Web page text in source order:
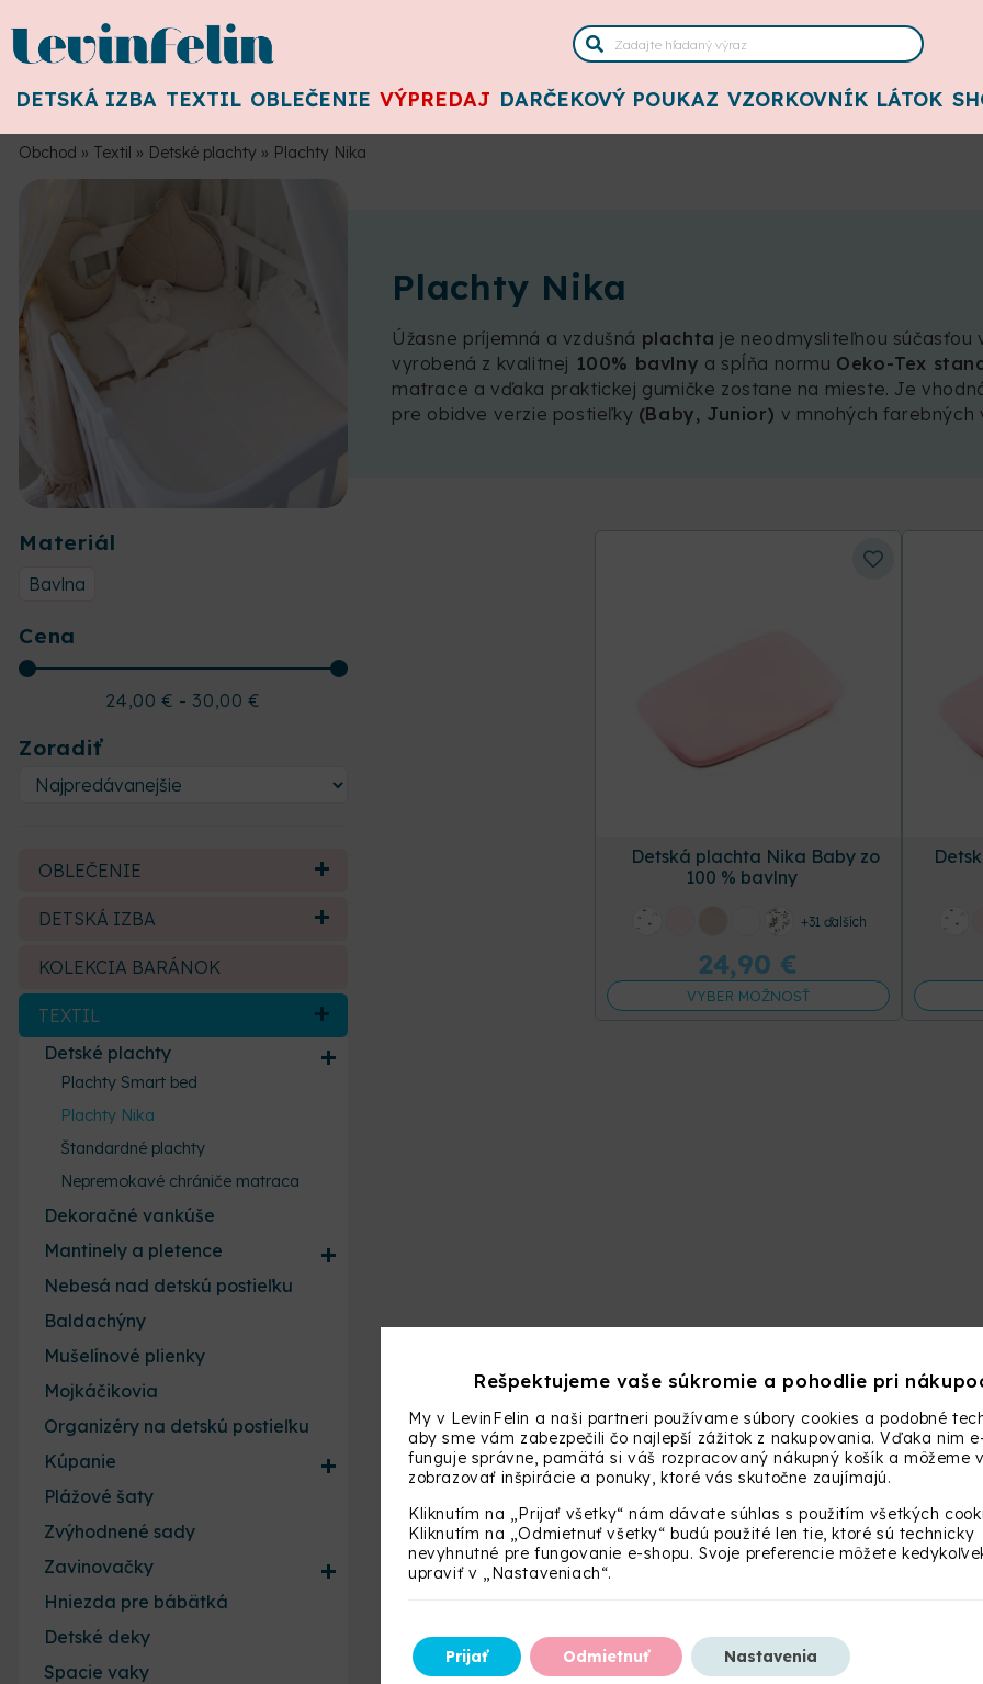
DETSKÁ IZBA TEXTIL OBLEČENIE VÝPREDAJ DARČEKOVÝ POUKAZ VZORKOVNÍK LÁTOK
Obchod » Textil » Detské plachty » Plachty Nika
Plachty Nika
Úžasne príjemná a vzdušná plachta je neodmysliteľnou súčasťou
vyrobená z kvalitnej 100% bavlny a spĺňa normu Oeko-Tex
matrace a vďaka praktickej gumičke zostane na mieste. Je
pre obidve verzie postieľky (Baby, Junior) v mnohých farebných
Detská plachta Nika Baby zo
100 % bavlny
+31 ďalších
24,90 €
VYBER MOŽNOSŤ
Materiál
Bavlna
Cena
24,00 € - 30,00€
Zoradiť
OBLEČENIE
DETSKÁ IZBA
KOLEKCIA BARÁNOK
TEXTIL
Detské plachty
Plachty Smart bed
Plachty Nika
Štandardné plachty
Nepremokavé chrániče matraca
Dekoračné vankúše
Mantinely a pletence
Nebesá nad detskú postieľku
Baldachýny
Mušelínové plienky
Mojkáčikovia
Organizéry na detskú postieľku
Kúpanie
Plážové šaty
Zvýhodnené sady
Zavinovačky
Hniezda pre bábätká
Detské deky
Spacie vaky
Rešpektujeme vaše súkromie a pohodlie pri
My v LevinFelin a naši partneri používame súbory cookies a podobné
aby sme vám zabezpečili čo najlepší zážitok z nakupovania. Vďaka nim
funguje správne, pamätá si váš rozpracovaný nákupný košík a môžeme
zobrazovať inšpirácie a ponuky, ktoré vás skutočne zaujímajú.
Kliknutím na „Prijať všetky“ nám dávate súhlas s použitím všetkých
Kliknutím na „Odmietnuť všetky“ budú použité len tie, ktoré sú technicky
nevyhnutné pre fungovanie e-shopu. Svoje preferencie môžete
upraviť v „Nastaveniach“.
Prijať Odmietnuť Nastavenia